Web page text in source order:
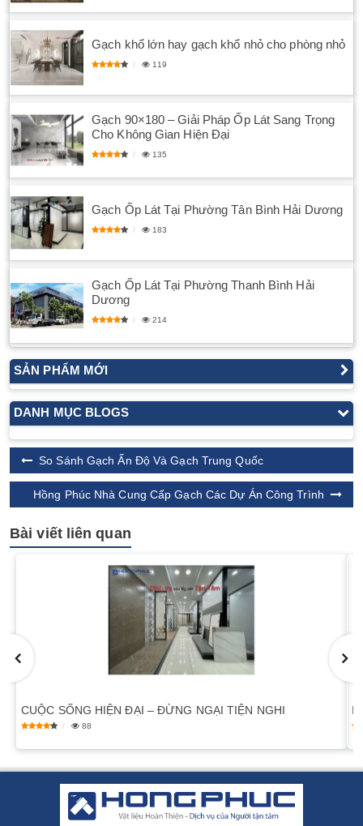
Gạch khổ lớn hay gạch khổ nhỏ cho phòng nhỏ
119
Gạch 90×180 – Giải Pháp Ốp Lát Sang Trọng
Cho Không Gian Hiện Đại
135
Gạch Ốp Lát Tại Phường Tân Bình Hải Dương
183
Gạch Ốp Lát Tại Phường Thanh Bình Hải
Dương
214
SẢN PHẨM MỚI
DANH MỤC BLOGS
So Sánh Gạch Ấn Độ Và Gạch Trung Quốc
Hồng Phúc Nhà Cung Cấp Gạch Các Dự Án Công Trình
Bài viết liên quan
​CUỘC SỐNG HIỆN ĐẠI – ĐỪNG NGẠI TIỆN NGHI
88